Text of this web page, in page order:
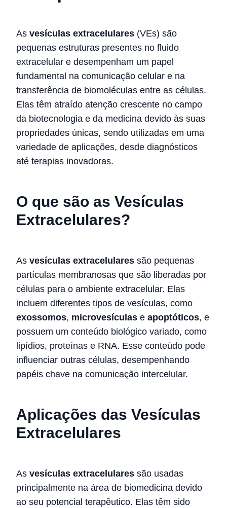
As vesículas extracelulares (VEs) são
pequenas estruturas presentes no fluido
extracelular e desempenham um papel
fundamental na comunicação celular e na
transferência de biomoléculas entre as células.
Elas têm atraído atenção crescente no campo
da biotecnologia e da medicina devido às suas
propriedades únicas, sendo utilizadas em uma
variedade de aplicações, desde diagnósticos
até terapias inovadoras.
O que são as Vesículas
Extracelulares?
As vesículas extracelulares são pequenas
partículas membranosas que são liberadas por
células para o ambiente extracelular. Elas
incluem diferentes tipos de vesículas, como
exossomos, microvesículas e apoptóticos, e
possuem um conteúdo biológico variado, como
lipídios, proteínas e RNA. Esse conteúdo pode
influenciar outras células, desempenhando
papéis chave na comunicação intercelular.
Aplicações das Vesículas
Extracelulares
As vesículas extracelulares são usadas
principalmente na área de biomedicina devido
ao seu potencial terapêutico. Elas têm sido